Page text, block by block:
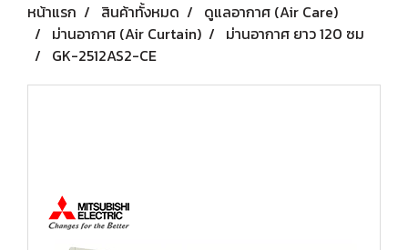
หน้าแรก สินค้าทั้งหมด
ดูแลอากาศ (Air Care)
ม่านอากาศ (Air Curtain)
ม่านอากาศ ยาว 120 ซม
GK-2512AS2-CE